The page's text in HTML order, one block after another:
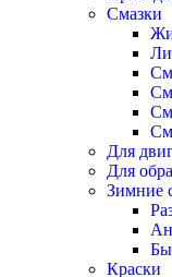
Смазки
Для
Для
Зимние
Краски